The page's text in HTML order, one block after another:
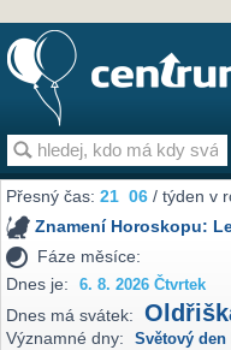
Přesný čas:21 06 / týden v
Znamení Horoskopu:
Fáze měsíce:
Dnes je:
6. 8. 2026 Čtvrtek
Dnes má svátek:
Významné dny: Světový